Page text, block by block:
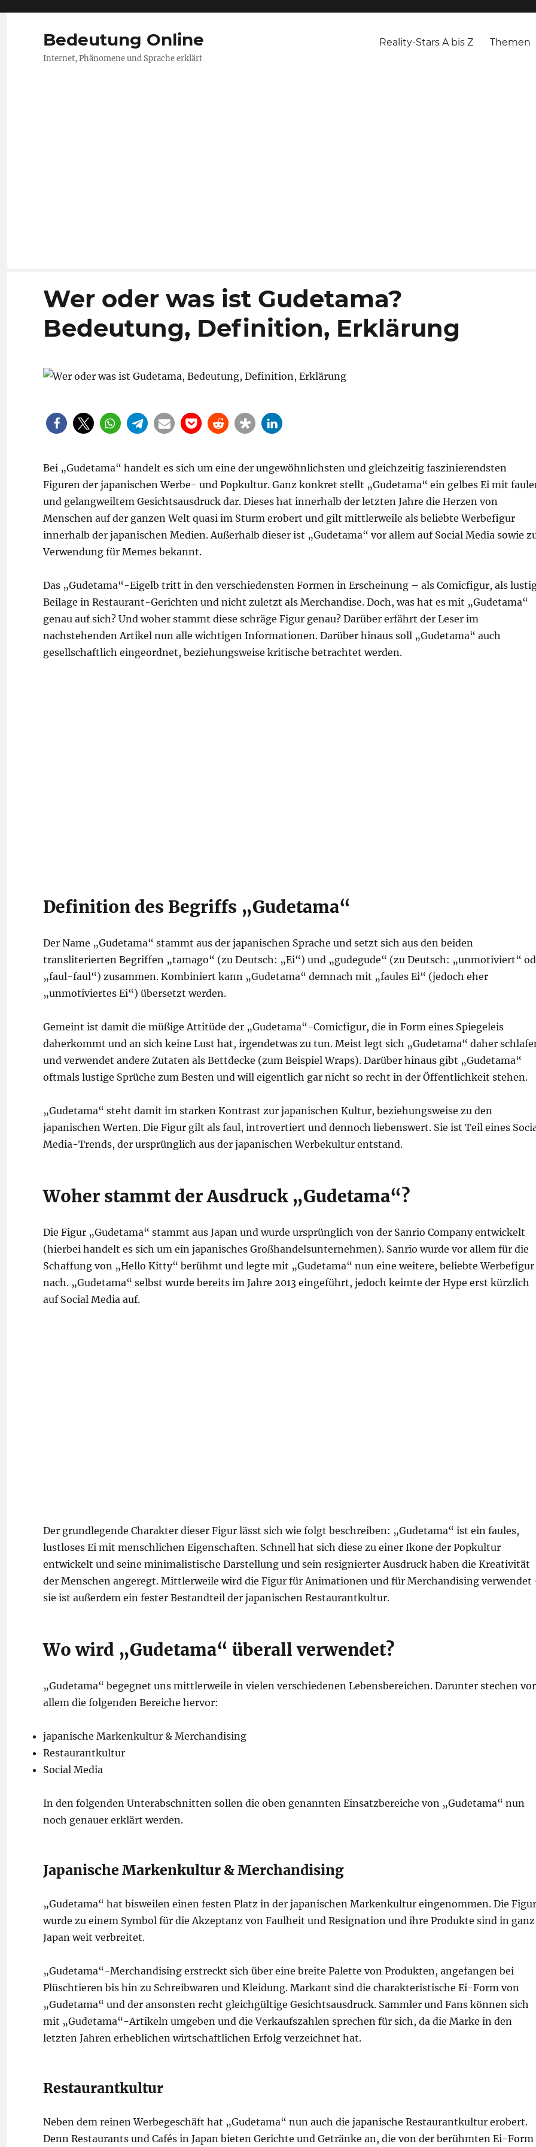
Bedeutung Online
Internet, Phänomene und Sprache erklärt
Reality-Stars A bis Z Themen
Wer oder was ist Gudetama?
Bedeutung, Definition, Erklärung
Bei „Gudetama“ handelt es sich um eine der ungewöhnlichsten und gleichzeitig faszinierendsten
Figuren der japanischen Werbe- und Popkultur. Ganz konkret stellt „Gudetama“ ein gelbes Ei mit
und gelangweiltem Gesichtsausdruck dar. Dieses hat innerhalb der letzten Jahre die Herzen von
Menschen auf der ganzen Welt quasi im Sturm erobert und gilt mittlerweile als beliebte Werbefigur
innerhalb der japanischen Medien. Außerhalb dieser ist „Gudetama“ vor allem auf Social Media sowie
Verwendung für Memes bekannt.
Das „Gudetama“-Eigelb tritt in den verschiedensten Formen in Erscheinung – als Comicfigur, als
Beilage in Restaurant-Gerichten und nicht zuletzt als Merchandise. Doch, was hat es mit „Gudetama“
genau auf sich? Und woher stammt diese schräge Figur genau? Darüber erfährt der Leser im
nachstehenden Artikel nun alle wichtigen Informationen. Darüber hinaus soll „Gudetama“ auch
gesellschaftlich eingeordnet, beziehungsweise kritische betrachtet werden.
Definition des Begriffs „Gudetama“
Der Name „Gudetama“ stammt aus der japanischen Sprache und setzt sich aus den beiden
transliterierten Begriffen „tamago“ (zu Deutsch: „Ei“) und „gudegude“ (zu Deutsch: „unmotiviert“
„faul-faul“) zusammen. Kombiniert kann „Gudetama“ demnach mit „faules Ei“ (jedoch eher
„unmotiviertes Ei“) übersetzt werden.
Gemeint ist damit die müßige Attitüde der „Gudetama“-Comicfigur, die in Form eines Spiegeleis
daherkommt und an sich keine Lust hat, irgendetwas zu tun. Meist legt sich „Gudetama“ daher
und verwendet andere Zutaten als Bettdecke (zum Beispiel Wraps). Darüber hinaus gibt „Gudetama“
oftmals lustige Sprüche zum Besten und will eigentlich gar nicht so recht in der Öffentlichkeit stehen.
„Gudetama“ steht damit im starken Kontrast zur japanischen Kultur, beziehungsweise zu den
japanischen Werten. Die Figur gilt als faul, introvertiert und dennoch liebenswert. Sie ist Teil eines
Media-Trends, der ursprünglich aus der japanischen Werbekultur entstand.
Woher stammt der Ausdruck „Gudetama“?
Die Figur „Gudetama“ stammt aus Japan und wurde ursprünglich von der Sanrio Company entwickelt
(hierbei handelt es sich um ein japanisches Großhandelsunternehmen). Sanrio wurde vor allem für die
Schaffung von „Hello Kitty“ berühmt und legte mit „Gudetama“ nun eine weitere, beliebte Werbefigur
nach. „Gudetama“ selbst wurde bereits im Jahre 2013 eingeführt, jedoch keimte der Hype erst kürzlich
auf Social Media auf.
Der grundlegende Charakter dieser Figur lässt sich wie folgt beschreiben: „Gudetama“ ist ein faules,
lustloses Ei mit menschlichen Eigenschaften. Schnell hat sich diese zu einer Ikone der Popkultur
entwickelt und seine minimalistische Darstellung und sein resignierter Ausdruck haben die Kreativität
der Menschen angeregt. Mittlerweile wird die Figur für Animationen und für Merchandising verwendet
sie ist außerdem ein fester Bestandteil der japanischen Restaurantkultur.
Wo wird „Gudetama“ überall verwendet?
„Gudetama“ begegnet uns mittlerweile in vielen verschiedenen Lebensbereichen. Darunter stechen vor
allem die folgenden Bereiche hervor:
japanische Markenkultur & Merchandising
Restaurantkultur
Social Media
In den folgenden Unterabschnitten sollen die oben genannten Einsatzbereiche von „Gudetama“ nun
noch genauer erklärt werden.
Japanische Markenkultur & Merchandising
„Gudetama“ hat bisweilen einen festen Platz in der japanischen Markenkultur eingenommen. Die Figur
wurde zu einem Symbol für die Akzeptanz von Faulheit und Resignation und ihre Produkte sind in ganz
Japan weit verbreitet.
„Gudetama“-Merchandising erstreckt sich über eine breite Palette von Produkten, angefangen bei
Plüschtieren bis hin zu Schreibwaren und Kleidung. Markant sind die charakteristische Ei-Form von
„Gudetama“ und der ansonsten recht gleichgültige Gesichtsausdruck. Sammler und Fans können sich
mit „Gudetama“-Artikeln umgeben und die Verkaufszahlen sprechen für sich, da die Marke in den
letzten Jahren erheblichen wirtschaftlichen Erfolg verzeichnet hat.
Restaurantkultur
Neben dem reinen Werbegeschäft hat „Gudetama“ nun auch die japanische Restaurantkultur erobert.
Denn Restaurants und Cafés in Japan bieten Gerichte und Getränke an, die von der berühmten Ei-Form